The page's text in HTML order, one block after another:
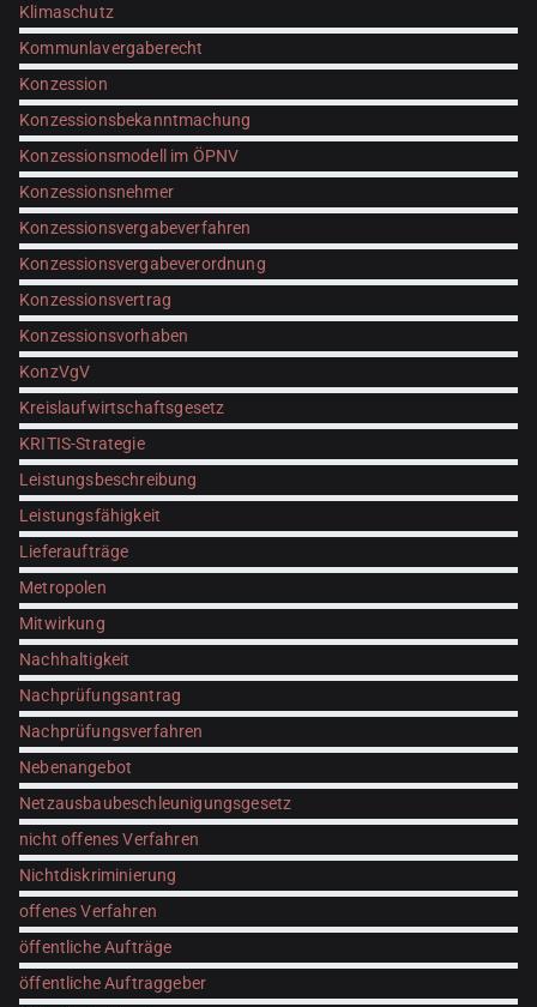
Klimaschutz
Kommunlavergaberecht
Konzession
Konzessionsbekanntmachung
Konzessionsmodell im ÖPNV
Konzessionsnehmer
Konzessionsvergabeverfahren
Konzessionsvergabeverordnung
Konzessionsvertrag
Konzessionsvorhaben
KonzVgV
Kreislaufwirtschaftsgesetz
KRITIS-Strategie
Leistungsbeschreibung
Leistungsfähigkeit
Lieferaufträge
Metropolen
Mitwirkung
Nachhaltigkeit
Nachprüfungsantrag
Nachprüfungsverfahren
Nebenangebot
Netzausbaubeschleunigungsgesetz
nicht offenes Verfahren
Nichtdiskriminierung
offenes Verfahren
öffentliche Aufträge
öffentliche Auftraggeber